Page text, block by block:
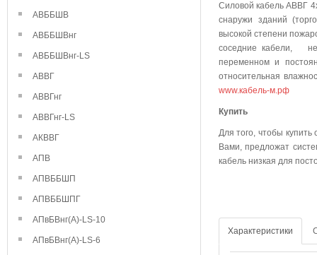
АВББШВ
АВББШВнг
АВББШВнг-LS
АВВГ
АВВГнг
АВВГнг-LS
АКВВГ
АПВ
АПВББШП
АПВББШПГ
АПвБВнг(А)-LS-10
АПвБВнг(А)-LS-6
Силовой кабель АВВГ
снаружи зданий
высокой степени
соседние кабели, не
переменном и
относительная
www.кабель-м.рф
Для того, чтобы
Вами, предложат
кабель низкая для
Характеристики